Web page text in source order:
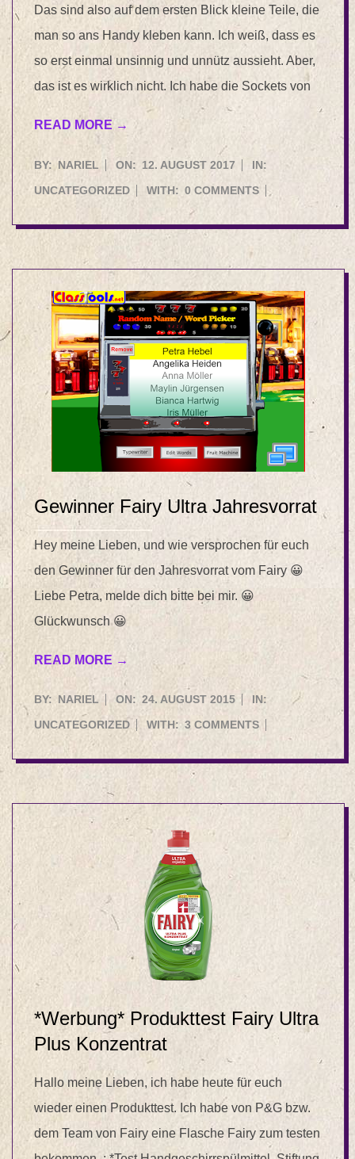
Das sind also auf dem ersten Blick kleine Teile, die
man so ans Handy kleben kann. Ich weiß, dass es
so erst einmal unsinnig und unnütz aussieht. Aber,
das ist es wirklich nicht. Ich habe die Sockets von
READ MORE →
2017-
08-
BY: NARIEL ON: 12. AUGUST 2017 IN:
UNCATEGORIZED WITH: 0 COMMENTS
Gewinner Fairy Ultra Jahresvorrat
Hey meine Lieben, und wie versprochen für euch
den Gewinner für den Jahresvorrat vom Fairy 😀
Liebe Petra, melde dich bitte bei mir. 😀
Glückwunsch 😀
READ MORE →
2015-
08-
BY: NARIEL ON: 24. AUGUST 2015 IN:
UNCATEGORIZED WITH: 3 COMMENTS
*Werbung* Produkttest Fairy Ultra
Plus Konzentrat
Hallo meine Lieben, ich habe heute für euch
wieder einen Produkttest. Ich habe von P&G bzw.
dem Team von Fairy eine Flasche Fairy zum testen